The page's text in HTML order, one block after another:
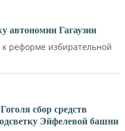
автономии Гагаузии
реформе избирательной
сбор средств
Эйфелевой башни